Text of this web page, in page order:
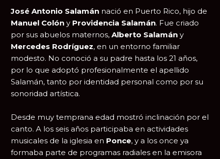
José Antonio Salamán nació en Puerto Rico, hijo de
Manuel Colón y Providencia Salamán. Fue criado
por sus abuelos maternos,Alberto Salamán y
Mercedes Rodríguez, en un entorno familiar
modesto. No conoció a su padre hasta los 21 años,
por lo que adoptó profesionalmente el apellido
Salamán, tanto por identidad personal como por su
sonoridad artística.
Desde muy temprana edad mostró inclinación por el
canto. A los seis años participaba en actividades
musicales de la iglesia en Ponce, y a los once ya
formaba parte de programas radiales en la emisora